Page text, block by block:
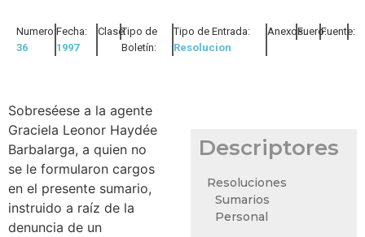
Numero:
36
Fecha:
1997
Clase:Tipo de
Boletín:
Tipo de Entrada:
Resolucion
Anexos:Fuero:Fuente:
Sobreséese a la agente
Graciela Leonor Haydée
Barbalarga, a quien no
se le formularon cargos
en el presente sumario,
instruido a raíz de la
denuncia de un
Descriptores
Resoluciones
Sumarios
Personal